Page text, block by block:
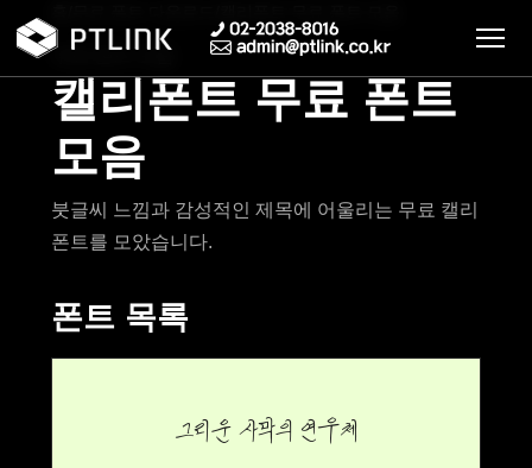
무료 폰트 모음
캘리폰트 무료 폰트
모음
붓글씨 느낌과 감성적인 제목에 어울리는 무료 캘리
폰트를 모았습니다.
폰트 목록
그리운 사막의 연우체